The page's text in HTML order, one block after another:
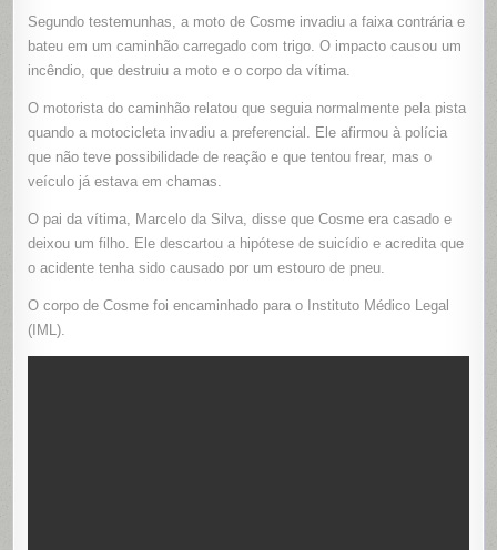
Segundo testemunhas, a moto de Cosme invadiu a faixa contrária e
bateu em um caminhão carregado com trigo. O impacto causou um
incêndio, que destruiu a moto e o corpo da vítima.
O motorista do caminhão relatou que seguia normalmente pela pista
quando a motocicleta invadiu a preferencial. Ele afirmou à polícia
que não teve possibilidade de reação e que tentou frear, mas o
veículo já estava em chamas.
O pai da vítima, Marcelo da Silva, disse que Cosme era casado e
deixou um filho. Ele descartou a hipótese de suicídio e acredita que
o acidente tenha sido causado por um estouro de pneu.
O corpo de Cosme foi encaminhado para o Instituto Médico Legal
(IML).